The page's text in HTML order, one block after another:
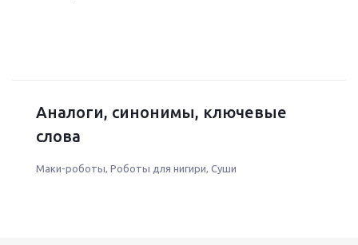
Аналоги, синонимы, ключевые
слова
Маки-роботы Роботы для нигири Суши